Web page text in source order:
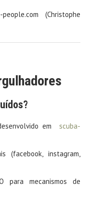
(Christophe
em scuba-
(facebook, instagram,
para mecanismos de